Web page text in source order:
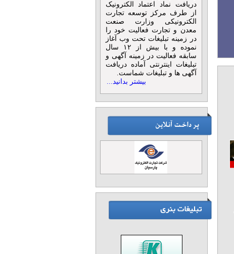
دریافت نماد اعتماد الکترونیک
از طرف مرکز توسعه تجارت
الکترونیکی وزارت صنعت
معدن و تجارت فعالیت خود را
در زمینه تبلیغات تحت وب آغاز
نموده و با بیش از ۱۲ سال
سابقه فعالیت در زمینه آگهی و
تبلیغات اینترنتی آماده دریافت
آگهی ها و تبلیغات شماست.
بیشتر بدانید...